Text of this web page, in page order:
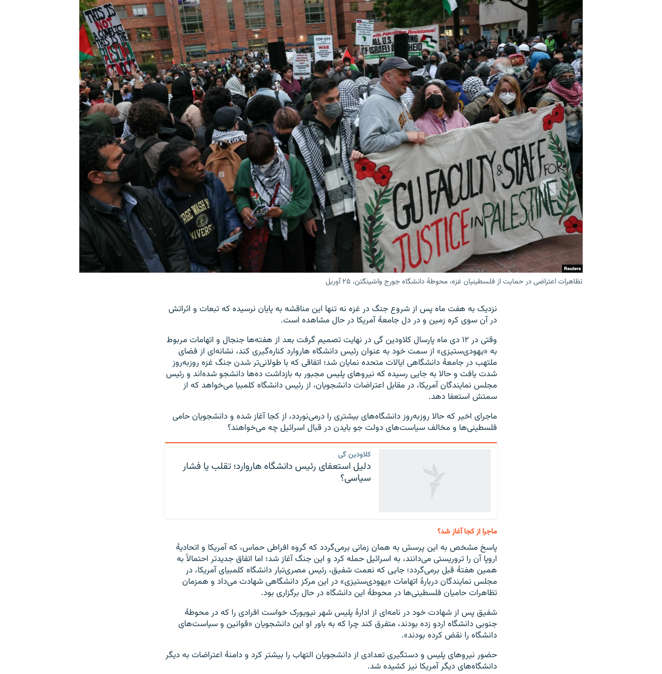
تظاهرات اعتراضی در حمایت از فلسطینیان غزه، محوطهٔ دانشگاه جورج واشینگتن، ۲۵ آوریل
نزدیک به هفت ماه پس از شروع جنگ در غزه نه تنها این مناقشه به پایان نرسیده که تبعات و اثراتش
در آن سوی کره زمین و در دل جامعهٔ آمریکا در حال مشاهده است.
وقتی در ۱۲ دی ماه پارسال کلاودین گی در نهایت تصمیم گرفت بعد از هفته‌ها جنجال و اتهامات مربوط
به «یهودی‌ستیزی» از سمت خود به عنوان رئيس دانشگاه هاروارد کناره‌گیری کند، نشانه‌ای از فضای
ملتهب در جامعهٔ دانشگاهی ایالات متحده نمایان شد؛ اتفاقی که با طولانی‌تر شدن جنگ غزه روزبه‌روز
شدت یافت و حالا به جایی رسیده که نیروهای پلیس مجبور به بازداشت ده‌ها دانشجو شده‌اند و رئيس
مجلس نمایندگان آمریکا، در مقابل اعتراضات دانشجویان، از رئيس دانشگاه کلمبیا می‌خواهد که از
سمتش استعفا دهد.
ماجرای اخیر که حالا روزبه‌روز دانشگاه‌های بیشتری را درمی‌نوردد، از کجا آغاز شده و دانشجویان حامی
فلسطینی‌ها و مخالف سیاست‌های دولت جو بایدن در قبال اسرائيل چه می‌خواهند؟
کلاودین گی
دلیل استعفای رئیس دانشگاه هاروارد؛ تقلب یا فشار
سیاسی؟
ماجرا از کجا آغاز شد؟
پاسخ مشخص به این پرسش به همان زمانی برمی‌گردد که گروه افراطی حماس، که آمریکا و اتحادیهٔ
اروپا آن را تروریستی می‌دانند، به اسرائيل حمله کرد و این جنگ آغاز شد؛ اما اتفاق جدیدتر احتمالاً به
همین هفتهٔ قبل برمی‌گردد؛ جایی که نعمت شفیق، رئيس مصری‌تبار دانشگاه کلمبیای آمریکا، در
مجلس نمایندگان دربارهٔ اتهامات «یهودی‌ستیزی» در این مرکز دانشگاهی شهادت می‌داد و همزمان
تظاهرات حامیان فلسطینی‌ها در محوطهٔ این دانشگاه در حال برگزاری بود.
شفیق پس از شهادت خود در نامه‌ای از ادارهٔ پلیس شهر نیویورک خواست افرادی را که در محوطهٔ
جنوبی دانشگاه اردو زده بودند، متفرق کند چرا که به باور او این دانشجویان «قوانین و سیاست‌های
دانشگاه را نقض کرده بودند».
حضور نیروهای پلیس و دستگیری تعدادی از دانشجویان التهاب را بیشتر کرد و دامنهٔ اعتراضات به دیگر
دانشگاه‌های دیگر آمریکا نیز کشیده شد.